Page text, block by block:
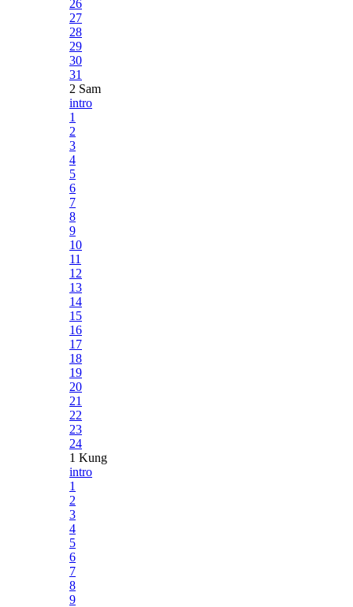
26
27
28
29
30
31
2 Sam
intro
1
2
3
4
5
6
7
8
9
10
11
12
13
14
15
16
17
18
19
20
21
22
23
24
1 Kung
intro
1
2
3
4
5
6
7
8
9